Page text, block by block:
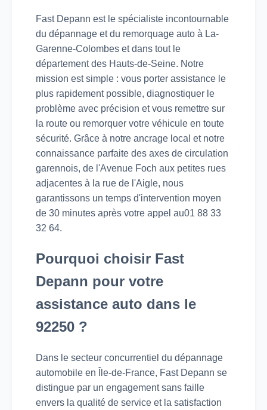
Fast Depann est le spécialiste incontournable
du dépannage et du remorquage auto à La-
Garenne-Colombes et dans tout le
département des Hauts-de-Seine. Notre
mission est simple : vous porter assistance le
plus rapidement possible, diagnostiquer le
problème avec précision et vous remettre sur
la route ou remorquer votre véhicule en toute
sécurité. Grâce à notre ancrage local et notre
connaissance parfaite des axes de circulation
garennois, de l'Avenue Foch aux petites rues
adjacentes à la rue de l'Aigle, nous
garantissons un temps d'intervention moyen
de 30 minutes après votre appel au01 88 33
32 64.
Pourquoi choisir Fast
Depann pour votre
assistance auto dans le
92250 ?
Dans le secteur concurrentiel du dépannage
automobile en Île-de-France, Fast Depann se
distingue par un engagement sans faille
envers la qualité de service et la satisfaction